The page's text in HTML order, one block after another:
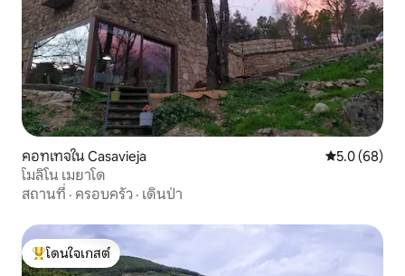
คอทเทจใน Casavieja คะแนนเฉลี่ย
5.0 (68)
โมลิโน เมยาโด
สถานที่ · ครอบครัว · เดินป่า
โดนใจเกสต์ที่สุด
โดนใจเกสต์